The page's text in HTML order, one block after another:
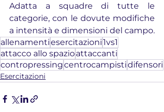
Adatta a squadre di tutte le
categorie, con le dovute modifiche
a intensità e dimensioni del campo.
allenamentiesercitazioni1vs1
attacco allo spazioattaccanti
contropressingcentrocampistidifensori
Esercitazioni